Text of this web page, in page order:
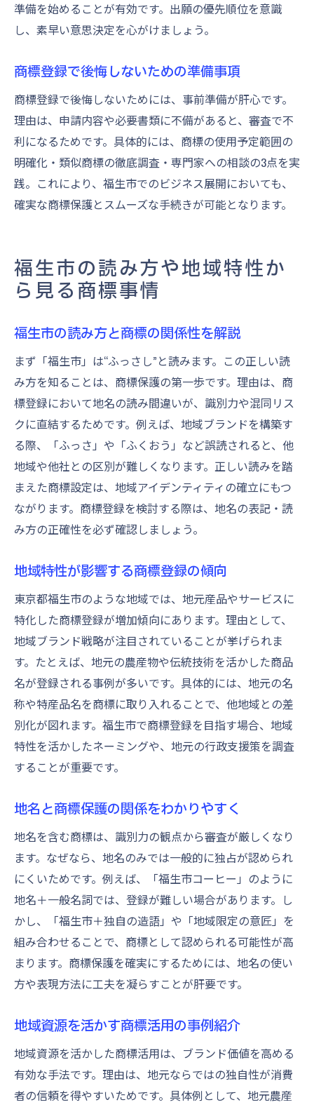
準備を始めることが有効です。出願の優先順位を意識
し、素早い意思決定を心がけましょう。
商標登録で後悔しないための準備事項
商標登録で後悔しないためには、事前準備が肝心です。
理由は、申請内容や必要書類に不備があると、審査で不
利になるためです。具体的には、商標の使用予定範囲の
明確化・類似商標の徹底調査・専門家への相談の3点を実
践。これにより、福生市でのビジネス展開においても、
確実な商標保護とスムーズな手続きが可能となります。
福生市の読み方や地域特性か
ら見る商標事情
福生市の読み方と商標の関係性を解説
まず「福生市」は“ふっさし”と読みます。この正しい読
み方を知ることは、商標保護の第一歩です。理由は、商
標登録において地名の読み間違いが、識別力や混同リス
クに直結するためです。例えば、地域ブランドを構築す
る際、「ふっさ」や「ふくおう」など誤読されると、他
地域や他社との区別が難しくなります。正しい読みを踏
まえた商標設定は、地域アイデンティティの確立にもつ
ながります。商標登録を検討する際は、地名の表記・読
み方の正確性を必ず確認しましょう。
地域特性が影響する商標登録の傾向
東京都福生市のような地域では、地元産品やサービスに
特化した商標登録が増加傾向にあります。理由として、
地域ブランド戦略が注目されていることが挙げられま
す。たとえば、地元の農産物や伝統技術を活かした商品
名が登録される事例が多いです。具体的には、地元の名
称や特産品名を商標に取り入れることで、他地域との差
別化が図れます。福生市で商標登録を目指す場合、地域
特性を活かしたネーミングや、地元の行政支援策を調査
することが重要です。
地名と商標保護の関係をわかりやすく
地名を含む商標は、識別力の観点から審査が厳しくなり
ます。なぜなら、地名のみでは一般的に独占が認められ
にくいためです。例えば、「福生市コーヒー」のように
地名＋一般名詞では、登録が難しい場合があります。し
かし、「福生市＋独自の造語」や「地域限定の意匠」を
組み合わせることで、商標として認められる可能性が高
まります。商標保護を確実にするためには、地名の使い
方や表現方法に工夫を凝らすことが肝要です。
地域資源を活かす商標活用の事例紹介
地域資源を活かした商標活用は、ブランド価値を高める
有効な手法です。理由は、地元ならではの独自性が消費
者の信頼を得やすいためです。具体例として、地元農産